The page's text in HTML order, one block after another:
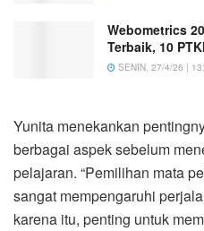
Webometrics
Terbaik, 10
SENIN, 27/4/26 |
Yunita menekankan
berbagai aspek sebelum
pelajaran. “Pemilihan mata
sangat mempengaruhi
karena itu, penting untuk